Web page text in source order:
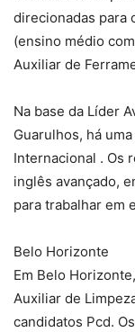
direcionadas para
(ensino médio
Auxiliar de
Na base da Líder
Guarulhos, há
Internacional . Os
inglês avançado,
para trabalhar em
Belo Horizonte
Em Belo
Auxiliar de
candidatos Pcd.